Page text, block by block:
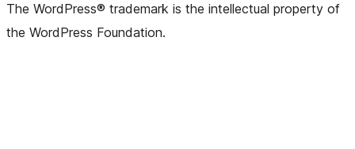
The WordPress® trademark is the intellectual property of
the WordPress Foundation.